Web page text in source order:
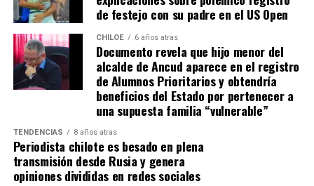
de festejo con su padre en el US Open
CHILOE 6 años atras
Documento revela que hijo menor del
alcalde de Ancud aparece en el registro
de Alumnos Prioritarios y obtendría
beneficios del Estado por pertenecer a
una supuesta familia “vulnerable”
TENDENCIAS 8 años atras
Periodista chilote es besado en plena
transmisión desde Rusia y genera
opiniones divididas en redes sociales